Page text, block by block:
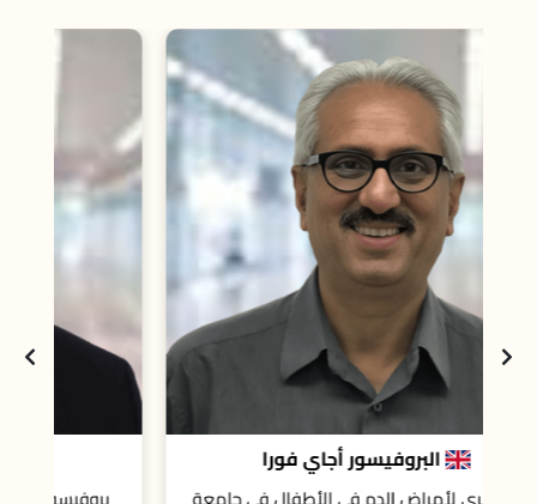
جامعة
بروفيسور سيرو رينالدي
بروفيسور أمراض الدم و علوم الطب الحيوي في